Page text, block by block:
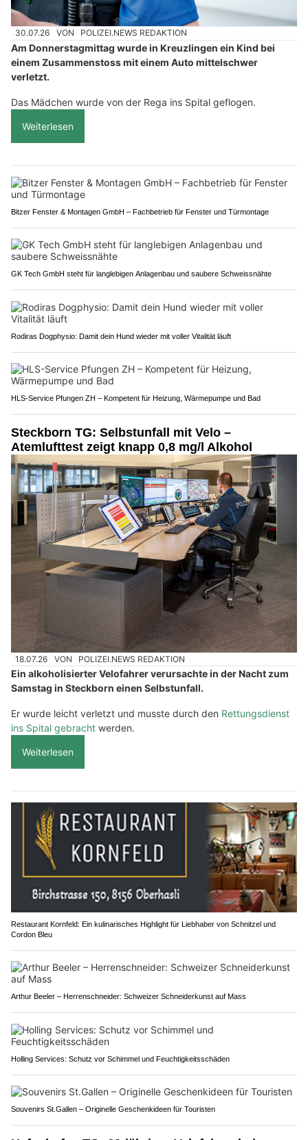
30.07.26 VON POLIZEI.NEWS REDAKTION
Am Donnerstagmittag wurde in Kreuzlingen ein Kind bei
einem Zusammenstoss mit einem Auto mittelschwer
verletzt.
Das Mädchen wurde von der Rega ins Spital geflogen.
Weiterlesen
Bitzer Fenster & Montagen GmbH – Fachbetrieb für Fenster und Türmontage
GK Tech GmbH steht für langlebigen Anlagenbau und saubere Schweissnähte
Rodiras Dogphysio: Damit dein Hund wieder mit voller Vitalität läuft
HLS-Service Pfungen ZH – Kompetent für Heizung, Wärmepumpe und Bad
Steckborn TG: Selbstunfall mit Velo –
Atemlufttest zeigt knapp 0,8 mg/l Alkohol
18.07.26 VON POLIZEI.NEWS REDAKTION
Ein alkoholisierter Velofahrer verursachte in der Nacht zum
Samstag in Steckborn einen Selbstunfall.
Er wurde leicht verletzt und musste durch den Rettungsdienst
ins Spital gebracht werden.
Weiterlesen
Restaurant Kornfeld: Ein kulinarisches Highlight für Liebhaber von Schnitzel und
Cordon Bleu
Arthur Beeler – Herrenschneider: Schweizer Schneiderkunst auf Mass
Holling Services: Schutz vor Schimmel und Feuchtigkeitsschäden
Souvenirs St.Gallen – Originelle Geschenkideen für Touristen